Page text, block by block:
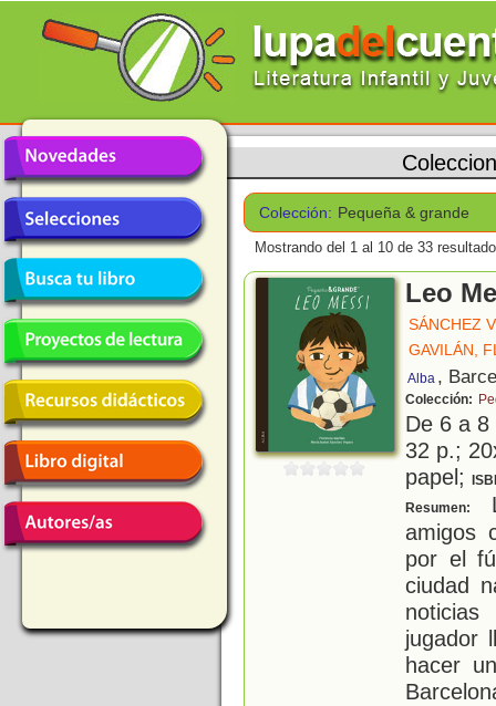
Colección: Pequeña & grande
Mostrando del 1 al 10 de 33
Leo
SÁNCHEZ
GAVILÁN,
Alba ,
Colección:
De 6 a
32 p.;
papel;
Resumen:
amigos
por el
ciudad
jugador
hacer